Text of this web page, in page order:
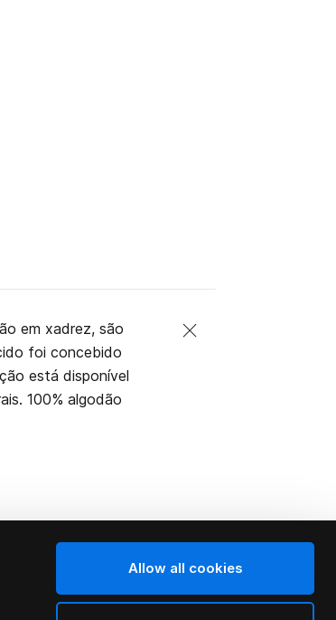
Allow all cookies
em xadrez, são
foi concebido
está disponível
100% algodão